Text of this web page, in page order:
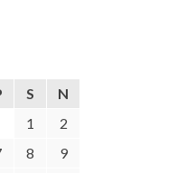
S
N
1
2
8
9